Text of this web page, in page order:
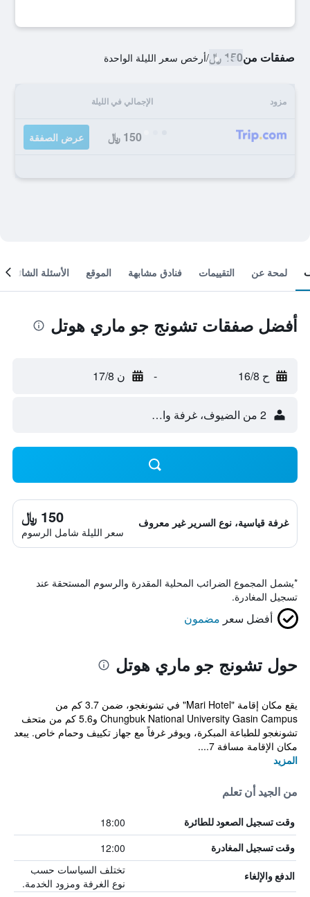
صفقات من150 ﷼ /أرخص سعر الليلة الواحدة
مزود الإجمالي في الليلة
150 ﷼ عرض الصفقة
لمحة عن التقييمات فنادق مشابهة الموقع الأسئلة الشائعة
أفضل صفقات تشونج جو ماري هوتل
ح 16/8 - ن 17/8
2 من الضيوف، غرفة واحدة
غرفة قياسية، نوع السرير غير معروف 150 ﷼
سعر الليلة شامل الرسوم
*يشمل المجموع الضرائب المحلية المقدرة والرسوم المستحقة عند
تسجيل المغادرة.
أفضل سعر مضمون
حول تشونج جو ماري هوتل
يقع مكان إقامة "Mari Hotel" في تشونغجو، ضمن 3.7 كم من
Chungbuk National University Gasin Campus و5.6 كم من متحف
تشونغجو للطباعة المبكرة، ويوفر غرفاً مع جهاز تكييف وحمام خاص. يبعد
مكان الإقامة مسافة 7....
المزيد
من الجيد أن تعلم
وقت تسجيل الصعود للطائرة 18:00
وقت تسجيل المغادرة 12:00
الدفع والإلغاء
تختلف السياسات حسب
نوع الغرفة ومزود الخدمة.